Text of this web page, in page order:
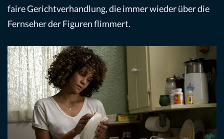
faire Gerichtverhandlung, die immer wieder über die
Fernseher der Figuren flimmert.